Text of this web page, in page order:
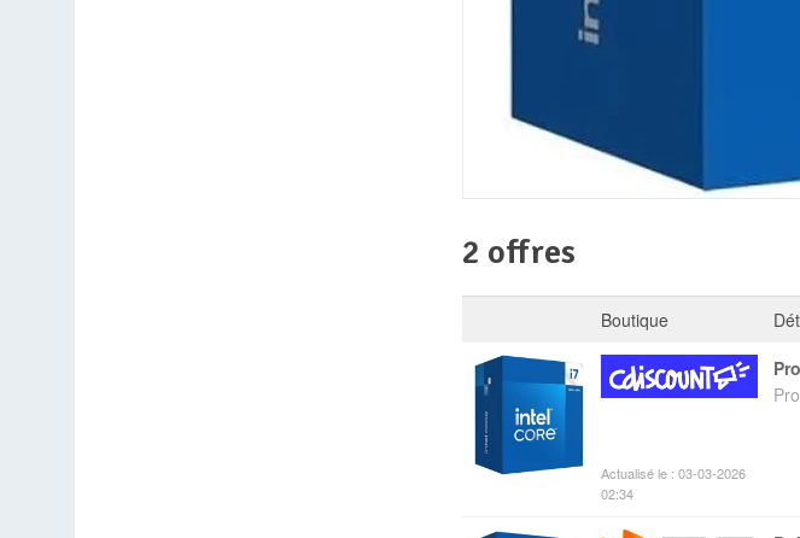
2 offres
Boutique
Actualisé le : 03-03-2026
02:34